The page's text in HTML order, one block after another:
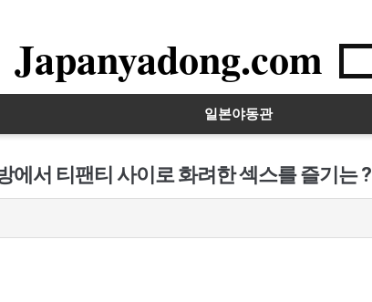
Japanyadong.com
일본야동관
에서 티팬티 사이로 화려한 섹스를 즐기는 ?